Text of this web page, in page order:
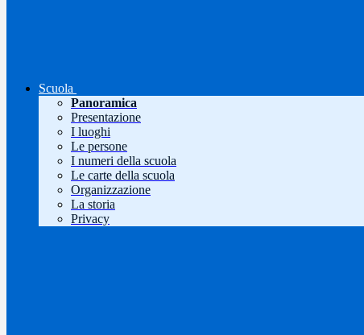
Scuola
Panoramica
Presentazione
I luoghi
Le persone
I numeri della scuola
Le carte della scuola
Organizzazione
La storia
Privacy